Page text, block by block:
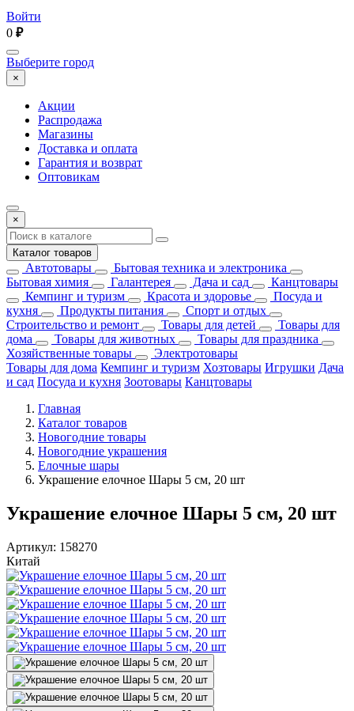
Войти
0 ₽
Выберите город
×
Акции
Распродажа
Магазины
Доставка и оплата
Гарантия и возврат
Оптовикам
×
Каталог товаров
Автотовары
Бытовая техника и электроника
Бытовая химия
Галантерея Дача и сад
Канцтовары
Кемпинг и туризм
Красота и здоровье
Посуда и
кухня
Продукты питания
Спорт и отдых
Строительство и ремонт
Товары для детей
Товары для
дома
Товары для животных
Товары для праздника
Хозяйственные товары
Электротовары
Товары для дома Кемпинг и туризм Хозтовары Игрушки Дача
и сад Посуда и кухня Зоотовары Канцтовары
Главная
Каталог товаров
Новогодние товары
Новогодние украшения
Елочные шары
Украшение елочное Шары 5 см, 20 шт
Украшение елочное Шары 5 см, 20 шт
Артикул: 158270
Китай